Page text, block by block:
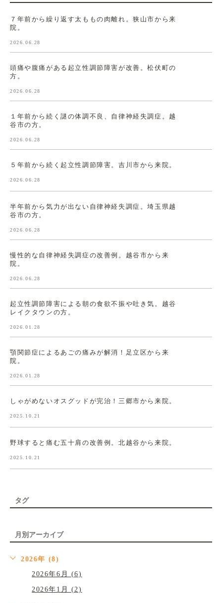
７年前から繰り返す太ももの肉離れ。狭山市から来
院。
2026.06.28
頭痛や腹痛がある起立性調節障害が改善。松伏町の
方。
2026.06.28
１年前から続く謎の体調不良、自律神経失調症。越
谷市の方。
2026.06.28
５年前から続く起立性調節障害。吉川市から来院。
2026.06.28
半年前から気力が出ない自律神経失調症。埼玉県越
谷市の方。
2026.06.28
慢性的な自律神経失調症の改善例。越谷市から来
院。
2026.06.28
起立性調節障害による朝の食欲不振や吐き気。越谷
レイクタウンの方。
2026.01.28
顎関節症によるあごの痛みが解消！足立区から来
院。
2026.01.28
しゃがめないオスグッドが完治！三郷市から来院。
2025.10.21
野球すると痛む五十肩の改善例。北越谷から来院。
2025.10.21
タグ
月別アーカイブ
2026年 (8)
2026年6月 (6)
2026年1月 (2)